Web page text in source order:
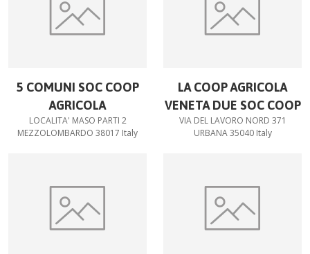
5 COMUNI SOC COOP
AGRICOLA
LOCALITA' MASO PARTI 2
MEZZOLOMBARDO 38017 Italy
LA COOP AGRICOLA
VENETA DUE SOC COOP
VIA DEL LAVORO NORD 371
URBANA 35040 Italy